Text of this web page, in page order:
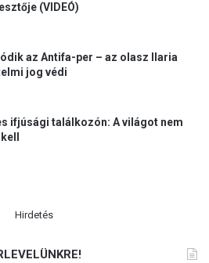
(VIDEÓ)
az Antifa-per – az olasz Ilaria
jog védi
ifjúsági találkozón: A világot nem
Hirdetés